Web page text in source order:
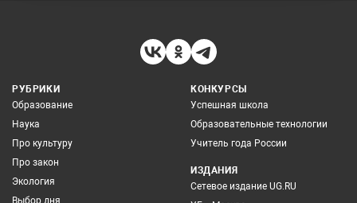
РУБРИКИ
Образование
Наука
Про культуру
Про закон
Экология
Выбор дня
КОНКУРСЫ
Успешная школа
Образовательные технологии
Учитель года России
ИЗДАНИЯ
Сетевое издание UG.RU